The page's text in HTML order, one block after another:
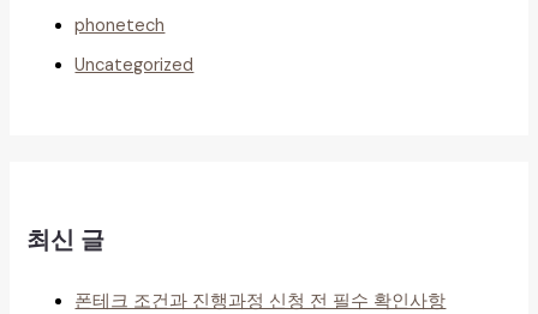
phonetech
Uncategorized
최신 글
폰테크 조건과 진행과정 신청 전 필수 확인사항